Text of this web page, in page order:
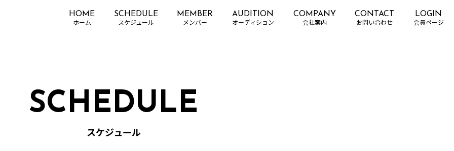
HOME SCHEDULE MEMBER AUDITION COMPANY CONTACT LOGIN
SCHEDULE
スケジュール